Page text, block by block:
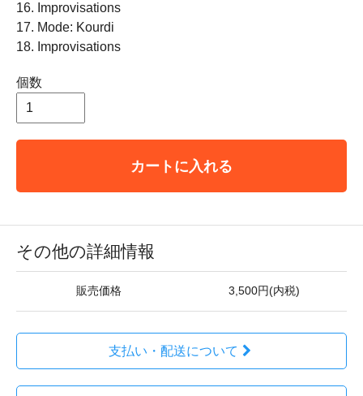
16. Improvisations
17. Mode: Kourdi
18. Improvisations
個数
カートに入れる
その他の詳細情報
販売価格 3,500円(内税)
支払い・配送について